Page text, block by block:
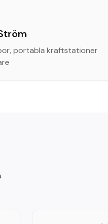
portabla kraftstationer